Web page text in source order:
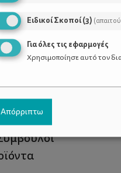
Σύνδεσμοι
είναι το ΔΕΛΤΑ moms
Ειδικοί Σκοποί(3)
Για όλες τις εφαρμογές
Χρησιμοποίησε αυτό τον
Απόρριπτω